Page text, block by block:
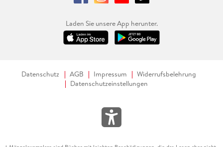
Laden Sie unsere App herunter.
Datenschutz AGB Impressum
Widerrufsbelehrung
Datenschutzeinstellungen